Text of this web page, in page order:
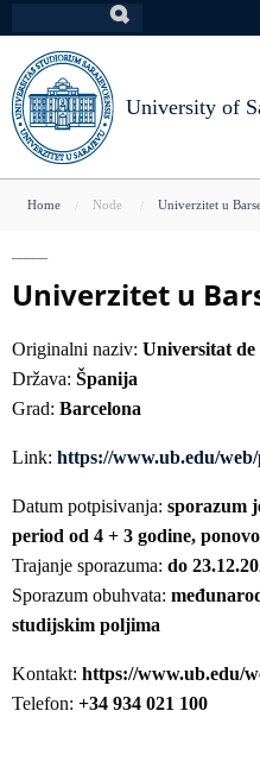
to
main
content
University of
You
here
Home Node Univerzitet u
Univerzitet u
Originalni naziv: Universitat de
Država: Španija
Grad: Barcelona
Link: https://www.ub.edu/
Datum potpisivanja: sporazum
period od 4 + 3 godine,
Trajanje sporazuma: do
Sporazum obuhvata:
studijskim poljima
Kontakt: https://www.ub.edu/
Telefon: +34 934 021 100